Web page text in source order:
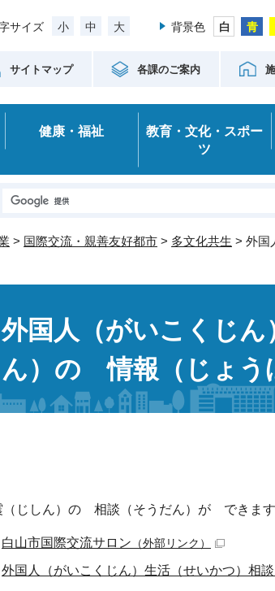
サイズ 小 中 大 背景色
サイトマップ 各課のご案内
健康・福祉
教育・文化・スポー
ツ
> 国際交流・親善友好都市 > 多文化共生 > 外国
外国人（がいこくじ
ん）の 情報（じょ
（じしん）の 相談（そうだん）が できます
白山市国際交流サロン （外部リンク）
外国人（がいこくじん）生活（せいかつ）相